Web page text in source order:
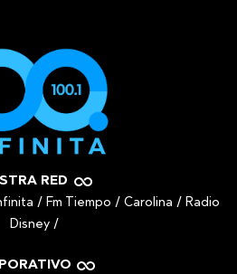
RED
/ Fm Tiempo / Carolina / Radio
Disney /